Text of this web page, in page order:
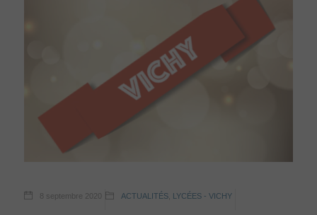
8 septembre 2020 ACTUALITÉS LYCÉES - VICHY